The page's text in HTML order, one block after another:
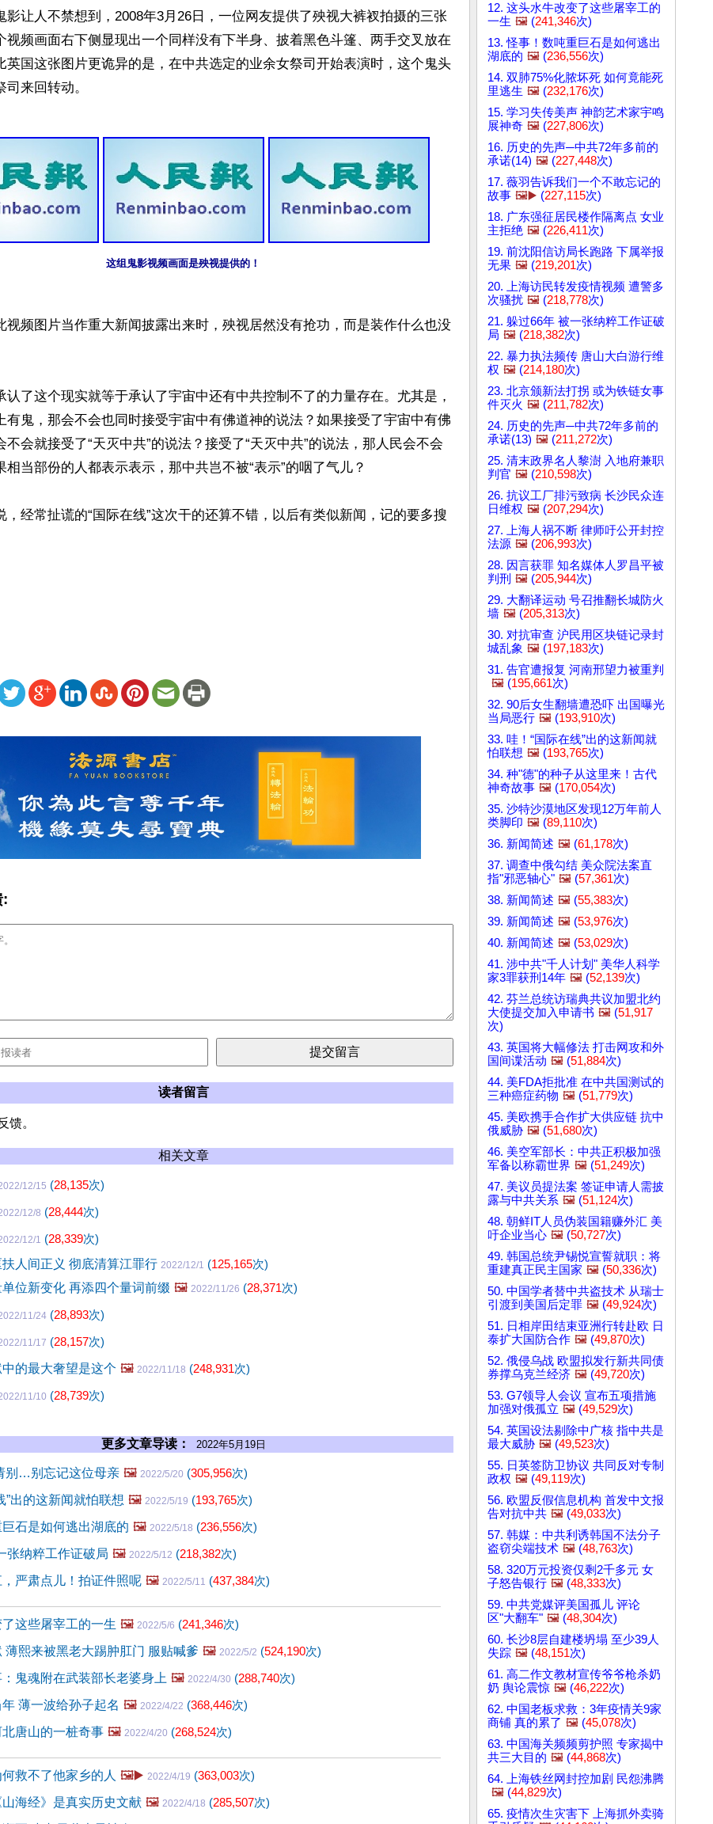
影让人不禁想到，2008年3月26日，一位网友提供了殃视大裤衩拍摄的三张
视频画面右下侧显现出一个同样没有下半身、披着黑色斗篷、两手交叉放在
英国这张图片更诡异的是，在中共选定的业余女祭司开始表演时，这个鬼头
这组鬼影视频画面是殃视提供的！
视频图片当作重大新闻披露出来时，殃视居然没有抢功，而是装作什么也没
认了这个现实就等于承认了宇宙中还有中共控制不了的力量存在。尤其是，
有鬼，那会不会也同时接受宇宙中有佛道神的说法？如果接受了宇宙中有佛
不会就接受了“天灭中共”的说法？接受了“天灭中共”的说法，那人民会不会
相当部份的人都表示表示，那中共岂不被“表示”的咽了气儿？
，经常扯谎的“国际在线”这次干的还算不错，以后有类似新闻，记的要多搜
:
读者留言
馈。
相关文章
12/15 (28,135次)
12/8 (28,444次)
12/1 (28,339次)
人间正义 彻底清算江罪行 2022/12/1 (125,165次)
位新变化 再添四个量词前缀 🖼️ 2022/11/26 (28,371次)
11/24 (28,893次)
11/17 (28,157次)
的最大奢望是这个 🖼️ 2022/11/18 (248,931次)
11/10 (28,739次)
更多文章导读： 2022年5月19日
别…别忘记这位母亲 🖼️ 2022/5/20 (305,956次)
”出的这新闻就怕联想 🖼️ 2022/5/19 (193,765次)
石是如何逃出湖底的 🖼️ 2022/5/18 (236,556次)
张纳粹工作证破局 🖼️ 2022/5/12 (218,382次)
严肃点儿！拍证件照呢 🖼️ 2022/5/11 (437,384次)
这些屠宰工的一生 🖼️ 2022/5/6 (241,346次)
薄熙来被黑老大踢肿肛门 服贴喊爹 🖼️ 2022/5/2 (524,190次)
鬼魂附在武装部长老婆身上 🖼️ 2022/4/30 (288,740次)
薄一波给孙子起名 🖼️ 2022/4/22 (368,446次)
唐山的一桩奇事 🖼️ 2022/4/20 (268,524次)
救不了他家乡的人 🖼️▶️ 2022/4/19 (363,003次)
海经》是真实历史文献 🖼️ 2022/4/18 (285,507次)
12. 这头水牛改变了这些屠宰工的
一生 🖼️ (241,346次)
13. 怪事！数吨重巨石是如何逃出
湖底的 🖼️ (236,556次)
14. 双肺75%化脓坏死 如何竟能死
里逃生 🖼️ (232,176次)
15. 学习失传美声 神韵艺术家宇鸣
展神奇 🖼️ (227,806次)
16. 历史的先声─中共72年多前的
承诺(14) 🖼️ (227,448次)
17. 薇羽告诉我们一个不敢忘记的
故事 🖼️▶️ (227,115次)
18. 广东强征居民楼作隔离点 女业
主拒绝 🖼️ (226,411次)
19. 前沈阳信访局长跑路 下属举报
无果 🖼️ (219,201次)
20. 上海访民转发疫情视频 遭警多
次骚扰 🖼️ (218,778次)
21. 躲过66年 被一张纳粹工作证破
局 🖼️ (218,382次)
22. 暴力执法频传 唐山大白游行维
权 🖼️ (214,180次)
23. 北京颁新法打拐 或为铁链女事
件灭火 🖼️ (211,782次)
24. 历史的先声─中共72年多前的
承诺(13) 🖼️ (211,272次)
25. 清末政界名人黎澍 入地府兼职
判官 🖼️ (210,598次)
26. 抗议工厂排污致病 长沙民众连
日维权 🖼️ (207,294次)
27. 上海人祸不断 律师吁公开封控
法源 🖼️ (206,993次)
28. 因言获罪 知名媒体人罗昌平被
判刑 🖼️ (205,944次)
29. 大翻译运动 号召推翻长城防火
墙 🖼️ (205,313次)
30. 对抗审查 沪民用区块链记录封
城乱象 🖼️ (197,183次)
31. 告官遭报复 河南邢望力被重判
🖼️ (195,661次)
32. 90后女生翻墙遭恐吓 出国曝光
当局恶行 🖼️ (193,910次)
33. 哇！“国际在线”出的这新闻就
怕联想 🖼️ (193,765次)
34. 种"德"的种子从这里来！古代
神奇故事 🖼️ (170,054次)
35. 沙特沙漠地区发现12万年前人
类脚印 🖼️ (89,110次)
36. 新闻简述 🖼️ (61,178次)
37. 调查中俄勾结 美众院法案直
指"邪恶轴心" 🖼️ (57,361次)
38. 新闻简述 🖼️ (55,383次)
39. 新闻简述 🖼️ (53,976次)
40. 新闻简述 🖼️ (53,029次)
41. 涉中共"千人计划" 美华人科学
家3罪获刑14年 🖼️ (52,139次)
42. 芬兰总统访瑞典共议加盟北约
大使提交加入申请书 🖼️ (51,917
次)
43. 英国将大幅修法 打击网攻和外
国间谍活动 🖼️ (51,884次)
44. 美FDA拒批准 在中共国测试的
三种癌症药物 🖼️ (51,779次)
45. 美欧携手合作扩大供应链 抗中
俄威胁 🖼️ (51,680次)
46. 美空军部长：中共正积极加强
军备以称霸世界 🖼️ (51,249次)
47. 美议员提法案 签证申请人需披
露与中共关系 🖼️ (51,124次)
48. 朝鲜IT人员伪装国籍赚外汇 美
吁企业当心 🖼️ (50,727次)
49. 韩国总统尹锡悦宣誓就职：将
重建真正民主国家 🖼️ (50,336次)
50. 中国学者替中共盗技术 从瑞士
引渡到美国后定罪 🖼️ (49,924次)
51. 日相岸田结束亚洲行转赴欧 日
泰扩大国防合作 🖼️ (49,870次)
52. 俄侵乌战 欧盟拟发行新共同债
券撑乌克兰经济 🖼️ (49,720次)
53. G7领导人会议 宣布五项措施
加强对俄孤立 🖼️ (49,529次)
54. 英国设法剔除中广核 指中共是
最大威胁 🖼️ (49,523次)
55. 日英签防卫协议 共同反对专制
政权 🖼️ (49,119次)
56. 欧盟反假信息机构 首发中文报
告对抗中共 🖼️ (49,033次)
57. 韩媒：中共利诱韩国不法分子
盗窃尖端技术 🖼️ (48,763次)
58. 320万元投资仅剩2千多元 女
子怒告银行 🖼️ (48,333次)
59. 中共党媒评美国孤儿 评论
区"大翻车" 🖼️ (48,304次)
60. 长沙8层自建楼坍塌 至少39人
失踪 🖼️ (48,151次)
61. 高二作文教材宣传爷爷枪杀奶
奶 舆论震惊 🖼️ (46,222次)
62. 中国老板求救：3年疫情关9家
商铺 真的累了 🖼️ (45,078次)
63. 中国海关频频剪护照 专家揭中
共三大目的 🖼️ (44,868次)
64. 上海铁丝网封控加剧 民怨沸腾
🖼️ (44,829次)
65. 疫情次生灾害下 上海抓外卖骑